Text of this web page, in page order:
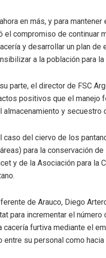
en más, y para
el compromiso de continuar
y desarrollar un plan
a la población para
parte, el director de FSC
positivos que el manejo
almacenamiento y secuestro
caso del ciervo de los
para la conservación
y de la Asociación para la
de Arauco, Diego
para incrementar el
cacería furtiva mediante el
entre su personal como